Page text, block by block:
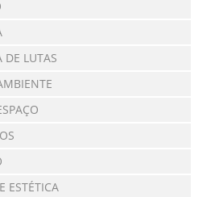
DE LUTAS
ESTÉTICA